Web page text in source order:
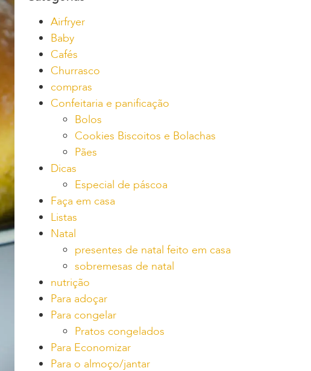
Airfryer
Baby
Cafés
Churrasco
compras
Confeitaria e panificação
Bolos
Cookies Biscoitos e Bolachas
Pães
Dicas
Especial de páscoa
Faça em casa
Listas
Natal
presentes de natal feito em casa
sobremesas de natal
nutrição
Para adoçar
Para congelar
Pratos congelados
Para Economizar
Para o almoço/jantar